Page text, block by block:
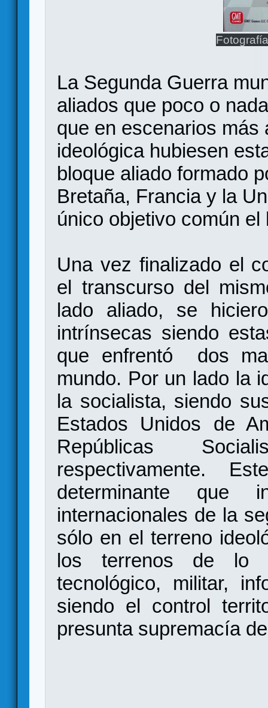
La Segunda Guerra
aliados que poco o
que en escenarios
ideológica hubiesen
bloque aliado formado
Bretaña, Francia y la
único objetivo común
Una vez finalizado el
el transcurso del
lado aliado, se
intrínsecas siendo
que enfrentó dos
mundo. Por un lado la
la socialista, siendo
Estados Unidos de
Repúblicas
respectivamente.
determinante que
internacionales de la
sólo en el terreno
los terrenos de lo
tecnológico, militar,
siendo el control
presunta supremacía